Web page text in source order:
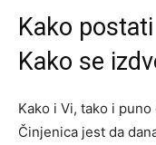
Kako
Kako se
Kako i Vi, tako i
Činjenica jest da